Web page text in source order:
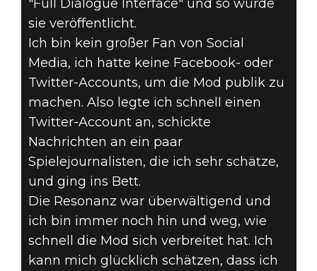
"Full Dialogue Interface" und so wurde
sie veröffentlicht.
Ich bin kein großer Fan von Social
Media, ich hatte keine Facebook- oder
Twitter-Accounts, um die Mod publik zu
machen. Also legte ich schnell einen
Twitter-Account an, schickte
Nachrichten an ein paar
Spielejournalisten, die ich sehr schätze,
und ging ins Bett.
Die Resonanz war überwältigend und
ich bin immer noch hin und weg, wie
schnell die Mod sich verbreitet hat. Ich
kann mich glücklich schätzen, dass ich